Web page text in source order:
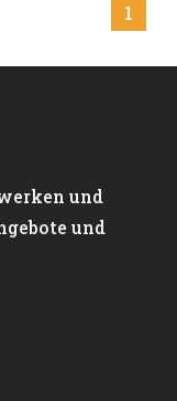
1
und
und